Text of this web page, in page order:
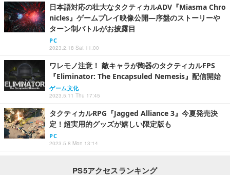
日本語対応の壮大なタクティカルADV『Miasma Chro
nicles』ゲームプレイ映像公開―序盤のストーリーや
ターン制バトルがお披露目
PC
2023.2.18 Sat 11:00
ワレモノ注意！ 敵キャラが陶器のタクティカルFPS
『Eliminator: The Encapsuled Nemesis』配信開始
ゲーム文化
2023.5.11 Thu 17:45
タクティカルRPG『Jagged Alliance 3』今夏発売決
定！超実用的グッズが嬉しい限定版も
PC
2023.5.8 Mon 13:14
PS5アクセスランキング